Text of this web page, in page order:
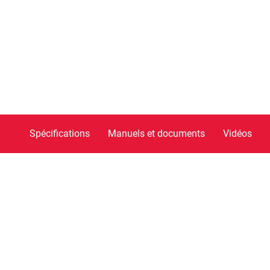
Spécifications Manuels et documents Vidéos